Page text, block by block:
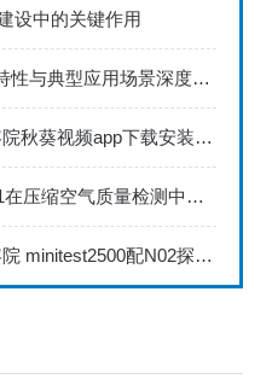
设中的关键作用
Mini-Max测定仪的技术特性与典型应用场景深度解读
秋葵视频app女人的美容院秋葵视频app下载安装735FN1.5正确的校准步骤
德尔格水检测管8103061在压缩空气质量检测中的应用
秋葵视频app女人的美容院 minitest2500配N02探头如何两点校准？